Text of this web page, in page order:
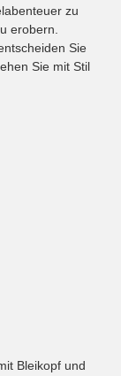
zu
erobern.
Sie
Sie mit Stil
Bleikopf und